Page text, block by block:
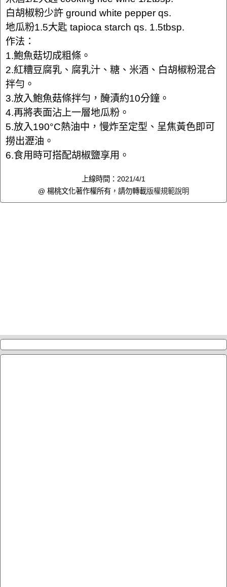
白胡椒粉少許 ground white pepper qs.
地瓜粉1.5大匙 tapioca starch qs. 1.5tbsp.
作法：
1.鮑魚菇切成粗條。
2.紅糟豆腐乳、腐乳汁、糖、米酒、白胡椒粉混合
拌勻。
3.放入鮑魚菇條拌勻，醃漬約10分鐘。
4.再將表面沾上一層地瓜粉。
5.放入190°C熱油中，慢炸至定型、呈焦黃色即可
撈出瀝油。
6.食用時可搭配胡椒鹽享用。
上線時間：2021/4/1
@ 楊桃文化著作權所有，請勿轉載版權規範說明